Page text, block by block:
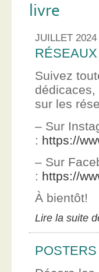
livre
JUILLET 2024
Suivez
sur les
– Sur
: https://
– Sur
: https://
À bientôt!
Lire la suite